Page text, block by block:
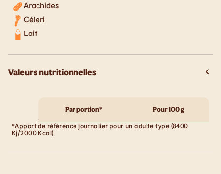
Arachides
Céleri
Lait
Valeurs nutritionnelles
Par portion* Pour 100 g
*Apport de référence journalier pour un adulte type (8400
Kj/2000 Kcal)